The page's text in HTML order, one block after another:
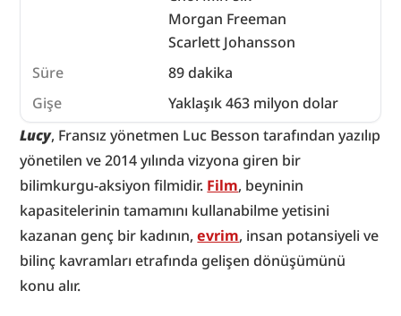
Morgan Freeman
Scarlett Johansson
Süre
89 dakika
Gişe
Yaklaşık 463 milyon dolar
Lucy, Fransız yönetmen Luc Besson tarafından yazılıp
yönetilen ve 2014 yılında vizyona giren bir
bilimkurgu-aksiyon filmidir. Film, beyninin
kapasitelerinin tamamını kullanabilme yetisini
kazanan genç bir kadının, evrim, insan potansiyeli ve
bilinç kavramları etrafında gelişen dönüşümünü
konu alır.